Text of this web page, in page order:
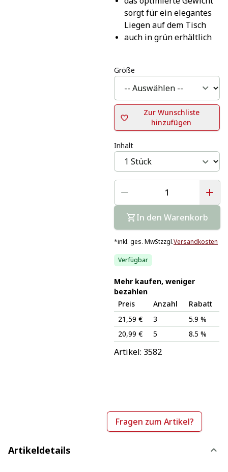
sorgt für ein elegantes
Liegen auf dem Tisch
auch in grün erhältlich
Größe
Zur Wunschliste
hinzufügen
Inhalt
In den Warenkorb
*inkl. ges. MwStzzgl.Versandkosten
Verfügbar
Mehr kaufen, weniger
bezahlen
Preis
Anzahl
Rabatt
21,59 €
3
5.9 %
20,99 €
5 8.5 %
Artikel: 3582
Fragen zum Artikel?
Artikeldetails